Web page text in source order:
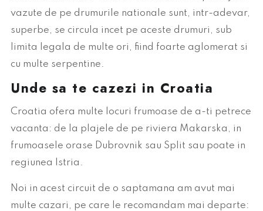
vazute de pe drumurile nationale sunt, intr-adevar,
superbe, se circula incet pe aceste drumuri, sub
limita legala de multe ori, fiind foarte aglomerat si
cu multe serpentine.
Unde sa te cazezi in Croatia
Croatia ofera multe locuri frumoase de a-ti petrece
vacanta: de la plajele de pe riviera Makarska, in
frumoasele orase Dubrovnik sau Split sau poate in
regiunea Istria.
Noi in acest circuit de o saptamana am avut mai
multe cazari, pe care le recomandam mai departe: